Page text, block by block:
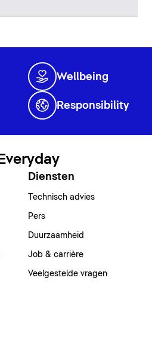
Wellbeing
Responsibility
Diensten
Technisch advies
Pers
Duurzaamheid
Job & carrière
Veelgestelde vragen